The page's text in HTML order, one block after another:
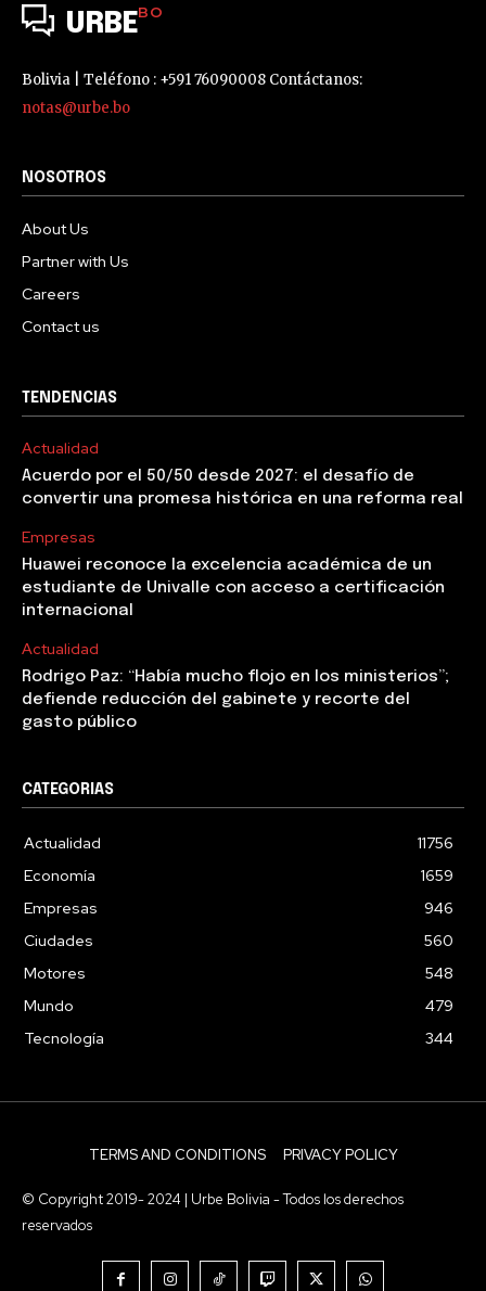
URBEBO
Bolivia | Teléfono : +591 76090008 Contáctanos:
notas@urbe.bo
NOSOTROS
About Us
Partner with Us
Careers
Contact us
TENDENCIAS
Actualidad
Acuerdo por el 50/50 desde 2027: el desafío de
convertir una promesa histórica en una reforma real
Empresas
Huawei reconoce la excelencia académica de un
estudiante de Univalle con acceso a certificación
internacional
Actualidad
Rodrigo Paz: “Había mucho flojo en los ministerios”;
defiende reducción del gabinete y recorte del
gasto público
CATEGORIAS
Actualidad
11756
Economía
1659
Empresas
946
Ciudades
560
Motores
548
Mundo
479
Tecnología
344
TERMS AND CONDITIONS PRIVACY POLICY
© Copyright 2019- 2024 | Urbe Bolivia - Todos los derechos
reservados